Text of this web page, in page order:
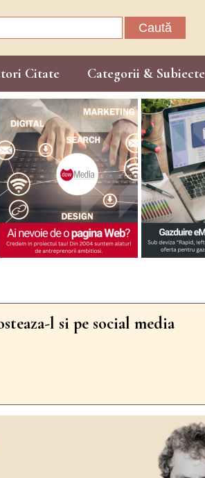
Citate Categorii & Subiecte
l si pe social media